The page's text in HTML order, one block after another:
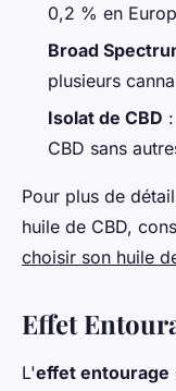
0,2 % en
Broad
plusieurs
Isolat de CBD
CBD sans
Pour plus de
huile de CBD,
choisir son huile
Effet
L'effet entourage